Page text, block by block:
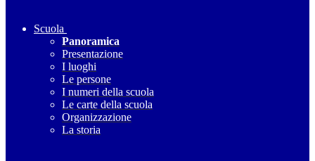
Scuola
Panoramica
Presentazione
I luoghi
Le persone
I numeri della scuola
Le carte della scuola
Organizzazione
La storia